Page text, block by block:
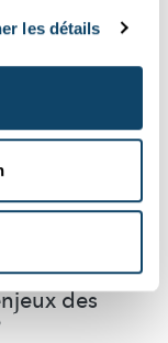
les détails
des